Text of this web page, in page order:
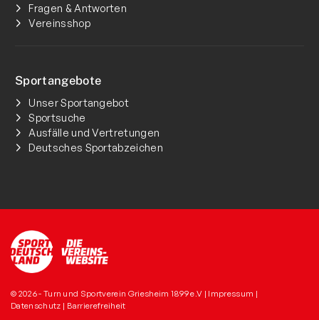
Fragen & Antworten
Vereinsshop
Sportangebote
Unser Sportangebot
Sportsuche
Ausfälle und Vertretungen
Deutsches Sportabzeichen
© 2026 - Turn und Sportverein Griesheim 1899 e.V | Impressum |
Datenschutz | Barrierefreiheit